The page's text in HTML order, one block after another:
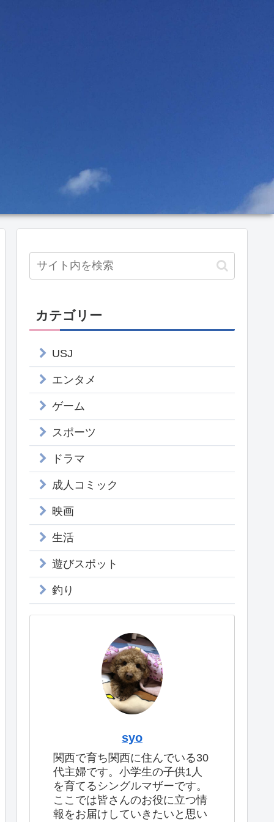
カテゴリー
USJ
エンタメ
ゲーム
スポーツ
ドラマ
成人コミック
映画
生活
遊びスポット
釣り
syo
関西で育ち関西に住んでいる30
代主婦です。小学生の子供1人
を育てるシングルマザーです。
ここでは皆さんのお役に立つ情
報をお届けしていきたいと思い